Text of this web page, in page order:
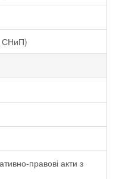
СНиП)
правові акти з